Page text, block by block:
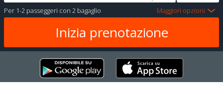
Per 1-2 passeggeri con 2 bagaglio Maggiori opzioni